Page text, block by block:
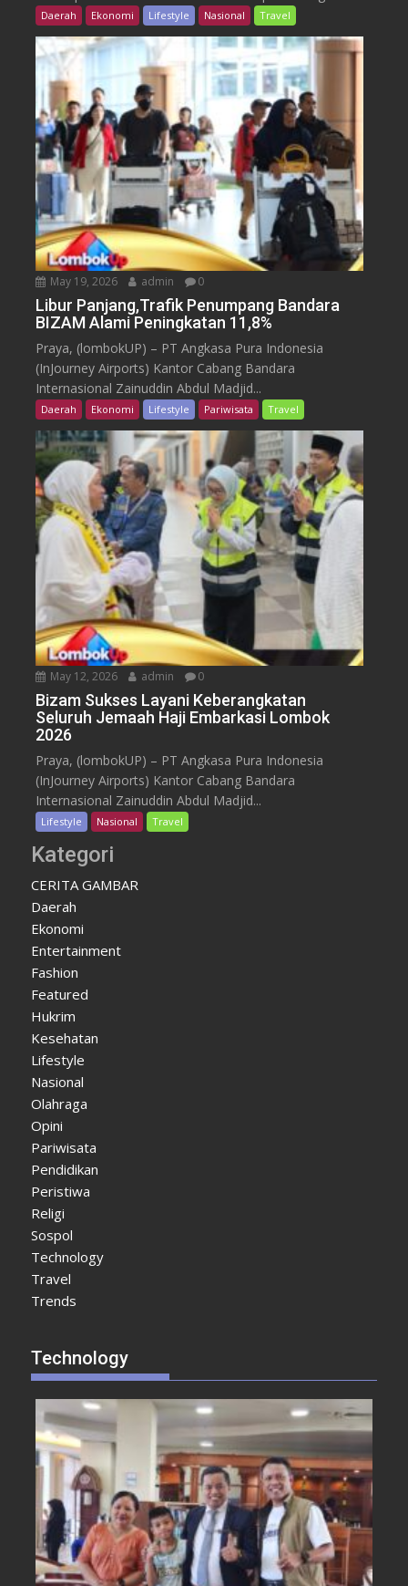
Daerah Ekonomi Lifestyle Nasional Travel
May 19, 2026 admin 0
Libur Panjang,Trafik Penumpang Bandara
BIZAM Alami Peningkatan 11,8%
Praya, (lombokUP) – PT Angkasa Pura Indonesia
(InJourney Airports) Kantor Cabang Bandara
Internasional Zainuddin Abdul Madjid...
Daerah Ekonomi Lifestyle Pariwisata Travel
May 12, 2026 admin 0
Bizam Sukses Layani Keberangkatan
Seluruh Jemaah Haji Embarkasi Lombok
2026
Praya, (lombokUP) – PT Angkasa Pura Indonesia
(InJourney Airports) Kantor Cabang Bandara
Internasional Zainuddin Abdul Madjid...
Lifestyle Nasional Travel
Kategori
CERITA GAMBAR
Daerah
Ekonomi
Entertainment
Fashion
Featured
Hukrim
Kesehatan
Lifestyle
Nasional
Olahraga
Opini
Pariwisata
Pendidikan
Peristiwa
Religi
Sospol
Technology
Travel
Trends
Technology